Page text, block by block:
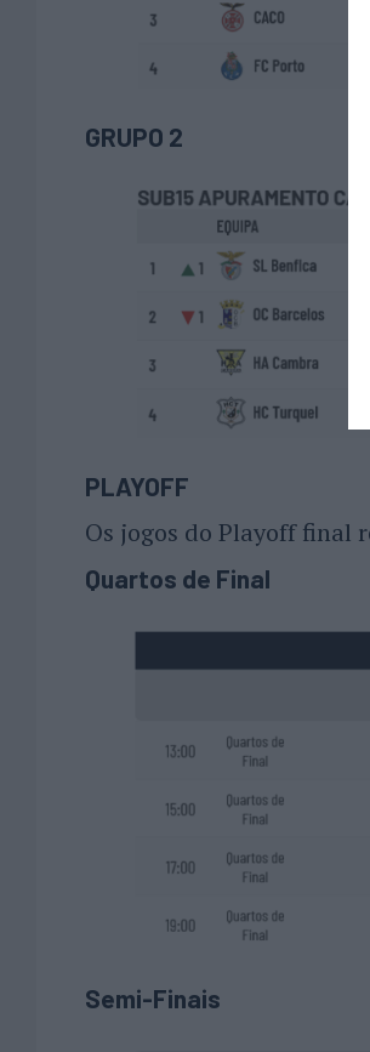
GRUPO 2
PLAYOFF
Os jogos do Playoff final
Quartos de Final
Semi-Finais